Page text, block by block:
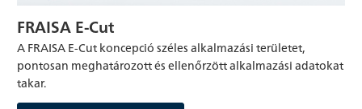
FRAISA E-Cut
A FRAISA E-Cut koncepció széles alkalmazási területet,
pontosan meghatározott és ellenőrzött alkalmazási adatokat
takar.